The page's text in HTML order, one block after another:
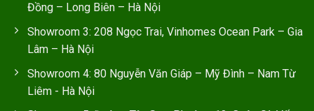
Đồng – Long Biên – Hà Nội
Showroom 3: 208 Ngọc Trai, Vinhomes Ocean Park – Gia
Lâm – Hà Nội
Showroom 4: 80 Nguyễn Văn Giáp – Mỹ Đình – Nam Từ
Liêm - Hà Nội